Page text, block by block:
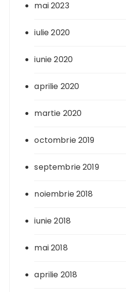
mai 2023
iulie 2020
iunie 2020
aprilie 2020
martie 2020
octombrie 2019
septembrie 2019
noiembrie 2018
iunie 2018
mai 2018
aprilie 2018